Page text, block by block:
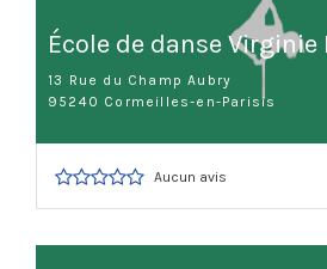
École de danse
13 Rue du Champ Aubry
95240 Cormeilles-en-Parisis
Aucun avis